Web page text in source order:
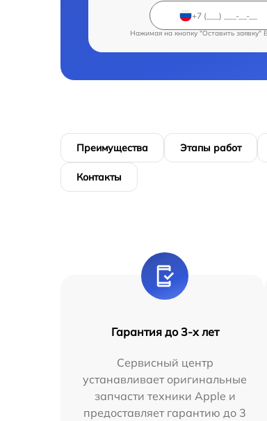
Нажимая на кнопку "Оставить заявку"
Преимущества Этапы работ
Контакты
Гарантия до 3-х лет
Сервисный центр
устанавливает оригинальные
запчасти техники Apple и
предоставляет гарантию до 3